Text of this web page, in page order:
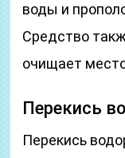
воды и
Средство
очищает
Перекись
Перекись